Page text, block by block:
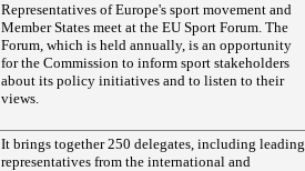
Representatives of Europe's sport movement and
Member States meet at the EU Sport Forum. The
Forum, which is held annually, is an opportunity
for the Commission to inform sport stakeholders
about its policy initiatives and to listen to their
views.
It brings together 250 delegates, including leading
representatives from the international and